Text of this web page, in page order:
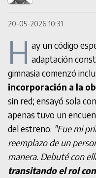
20-05-2026 10:31
H ay un código
adaptación
gimnasia comenzó
incorporación a la
sin red; ensayó sola
apenas tuvo un
del estreno. "Fue mi
reemplazo de un
manera. Debuté con
transitando el rol